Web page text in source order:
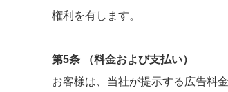
権利を有します。
第5条 （料金および支払い）
お客様は、当社が提示する広告料